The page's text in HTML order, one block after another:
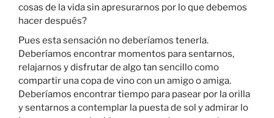
cosas de la vida sin apresurarnos por lo que debemos
hacer después?
Pues esta sensación no deberíamos tenerla.
Deberíamos encontrar momentos para sentarnos,
relajarnos y disfrutar de algo tan sencillo como
compartir una copa de vino con un amigo o amiga.
Deberíamos encontrar tiempo para pasear por la orilla
y sentarnos a contemplar la puesta de sol y admirar lo